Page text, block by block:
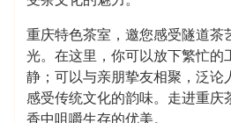
重庆特色茶室，邀您感受隧道茶
光。在这里，你可以放下繁忙的
静；可以与亲朋挚友相聚，泛论
感受传统文化的韵味。走进重庆